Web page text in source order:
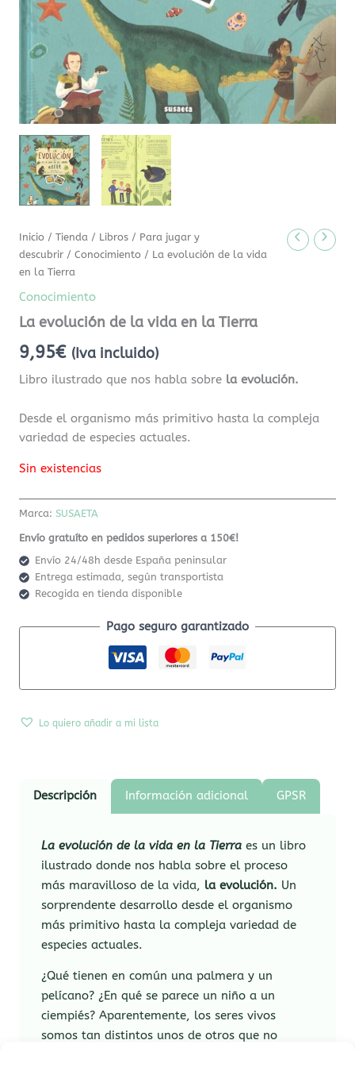
Inicio /Tienda / Libros / Para jugar y
descubrir /Conocimiento / La evolución de la vida
en la Tierra
Conocimiento
La evolución de la vida en la Tierra
9,95€ (Iva incluido)
Libro ilustrado que nos habla sobre la evolución.
Desde el organismo más primitivo hasta la compleja
variedad de especies actuales.
Sin existencias
Marca:SUSAETA
Envío gratuíto en pedidos superiores a 150€!
Envío 24/48h desde España peninsular
Entrega estimada, según transportista
Recogida en tienda disponible
Pago seguro garantizado
Lo quiero añadir a mi lista
Descripción Información adicional GPSR
La evolución de la vida en la Tierra es un libro
ilustrado donde nos habla sobre el proceso
más maravilloso de la vida, la evolución. Un
sorprendente desarrollo desde el organismo
más primitivo hasta la compleja variedad de
especies actuales.
¿Qué tienen en común una palmera y un
pelícano? ¿En qué se parece un niño a un
ciempiés? Aparentemente, los seres vivos
somos tan distintos unos de otros que no